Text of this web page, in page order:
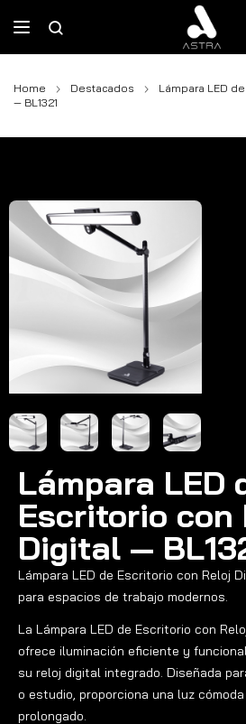
Home Destacados
Lámpara LED
— BL1321
Lámpara LED
Escritorio con
Digital —
Lámpara LED de Escritorio con Reloj
para espacios de trabajo modernos.
La Lámpara LED de Escritorio con
ofrece iluminación eficiente y
su reloj digital integrado. Diseñada
o estudio, proporciona una luz
prolongado.